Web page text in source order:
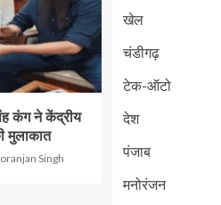
कंग ने केंद्रीय
मुलाकात
Singh
खेल
चंडीगढ़
टेक-ऑटो
देश
पंजाब
मनोरंजन